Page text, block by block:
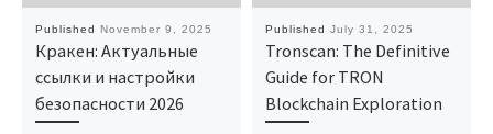
Published November 9, 2025
Кракен: Актуальные
ссылки и настройки
безопасности 2026
Published July 31, 2025
Tronscan: The Definitive
Guide for TRON
Blockchain Exploration